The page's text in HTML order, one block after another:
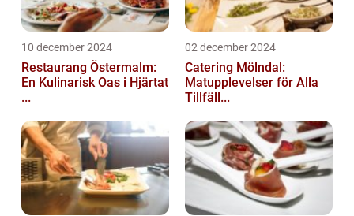
10 december 2024
Restaurang Östermalm:
En Kulinarisk Oas i Hjärtat
...
02 december 2024
Catering Mölndal:
Matupplevelser för Alla
Tillfäll...